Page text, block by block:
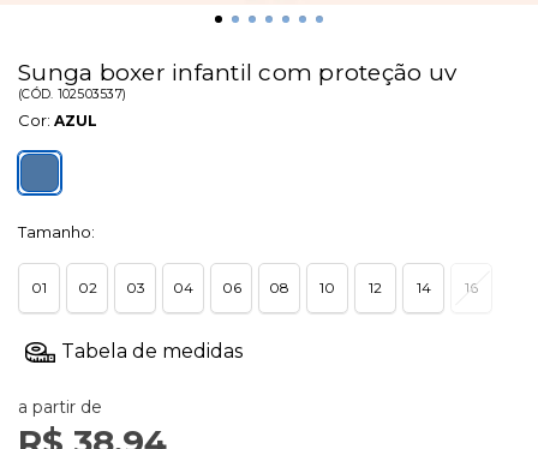
Sunga boxer infantil com proteção uv
(CÓD. 102503537)
Cor: AZUL
Tamanho:
01 02 03 04 06 08 10 12 14 16
a partir de